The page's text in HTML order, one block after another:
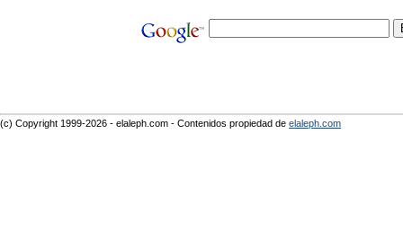
(c) Copyright 1999-2026 - elaleph.com - Contenidos propiedad de elaleph.com